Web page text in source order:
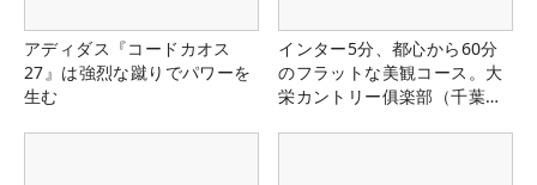
アディダス『コードカオス
27』は強烈な蹴りでパワーを
生む
インター5分、都心から60分
のフラットな美観コース。大
栄カントリー俱楽部（千葉